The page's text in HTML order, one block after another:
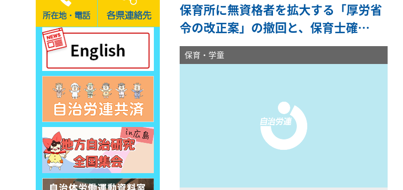
所在地・電話 各県連絡先
保育所に無資格者を拡大する「厚労省
令の改正案」の撤回と、保育士確…
保育・学童